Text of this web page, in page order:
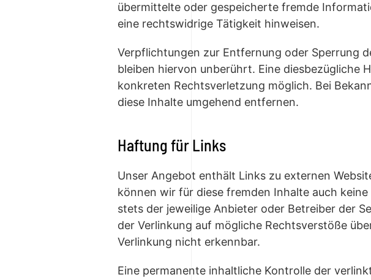
übermittelte oder gespeicherte fremde
eine rechtswidrige Tätigkeit hinweisen.
Verpflichtungen zur Entfernung oder Sperrung
bleiben hiervon unberührt. Eine diesbezügliche
konkreten Rechtsverletzung möglich. Bei
diese Inhalte umgehend entfernen.
Haftung für Links
Unser Angebot enthält Links zu externen
können wir für diese fremden Inhalte auch
stets der jeweilige Anbieter oder Betreiber der
der Verlinkung auf mögliche Rechtsverstöße
Verlinkung nicht erkennbar.
Eine permanente inhaltliche Kontrolle der